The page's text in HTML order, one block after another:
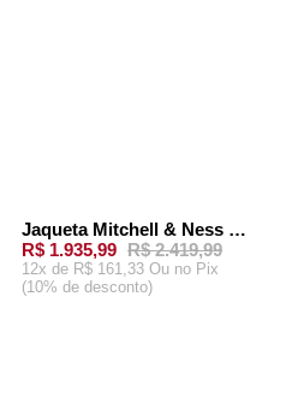
-20%
Jaqueta Mitchell & Ness Undeniable Full Zip Windbreaker Oakland Raiders Preta
R$ 1.935,99 R$ 2.419,99
12x de R$ 161,33 Ou no Pix
(10% de desconto)